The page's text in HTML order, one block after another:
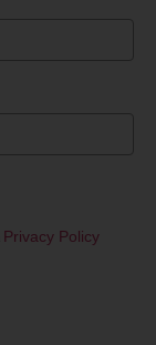
Privacy Policy